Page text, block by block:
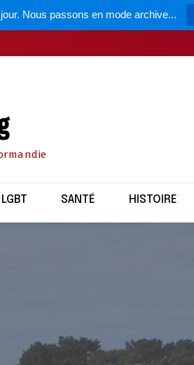
Nous passons en mode archive...
SANTÉ HISTOIRE